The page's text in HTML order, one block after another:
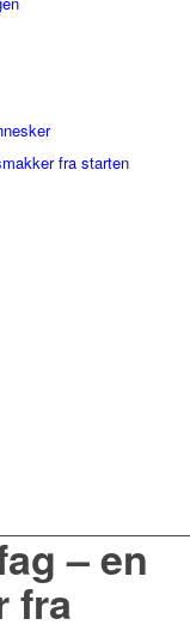
fra starten
– en
fra